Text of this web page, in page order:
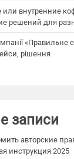
внутренние
решений для
«Правильне
рішення
записи
авторские
инструкция 2025